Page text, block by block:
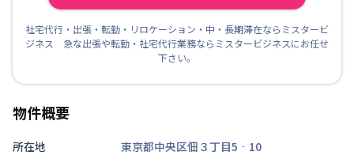
社宅代行・出張・転勤・リロケーション・中・長期滞在ならミスタービ
ジネス 急な出張や転勤・社宅代行業務ならミスタービジネスにお任せ
下さい。
物件概要
所在地
東京都中央区佃３丁目5‐10